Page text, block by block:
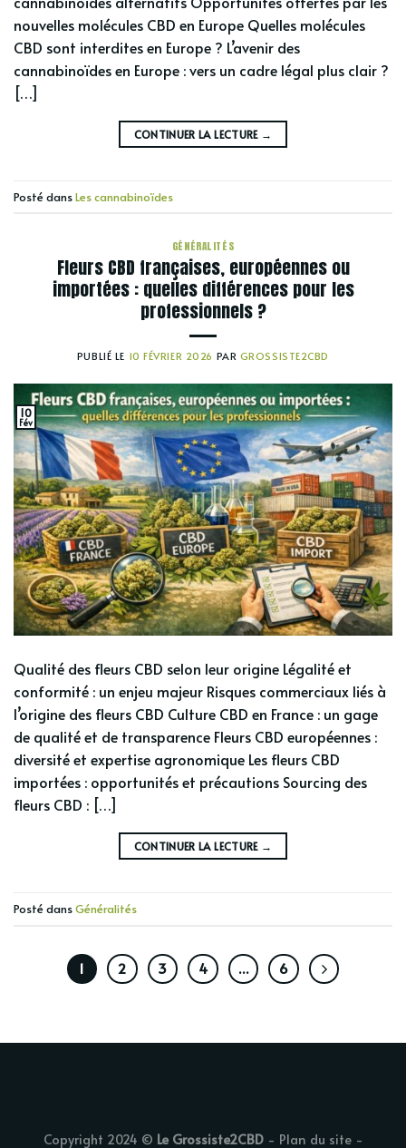
nouvelles molécules CBD en Europe Quelles molécules
CBD sont interdites en Europe ? L’avenir des
cannabinoïdes en Europe : vers un cadre légal plus clair ?
[…]
CONTINUER LA LECTURE →
Posté dansLes cannabinoïdes
GÉNÉRALITÉS
Fleurs CBD françaises, européennes ou
importées : quelles différences pour les
professionnels ?
PUBLIÉ LE 10 FÉVRIER 2026 PAR GROSSISTE2CBD
10
Fév
Qualité des fleurs CBD selon leur origine Légalité et
conformité : un enjeu majeur Risques commerciaux liés à
l’origine des fleurs CBD Culture CBD en France : un gage
de qualité et de transparence Fleurs CBD européennes :
diversité et expertise agronomique Les fleurs CBD
importées : opportunités et précautions Sourcing des
fleurs CBD : […]
CONTINUER LA LECTURE →
Posté dansGénéralités
1 2 3 4 … 6
Copyright 2024 © Le Grossiste2CBD- Plan du site-